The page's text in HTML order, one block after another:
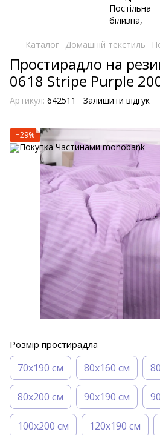
Каталог Домашній текстиль
Простирадло на
0618 Stripe Purple
Артикул: 642511 Залишити відгук
−29%
Розмір простирадла
70х190 см 80х160 см
80х200 см 90х190 см
100х200 см 120х190 см